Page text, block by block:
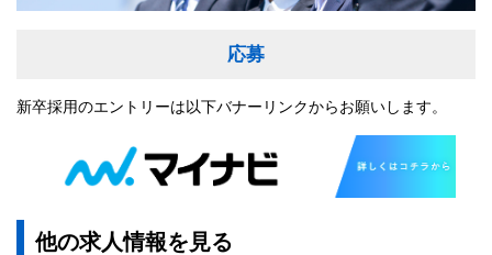
応募
新卒採用のエントリーは以下バナーリンクからお願いします。
他の求人情報を見る